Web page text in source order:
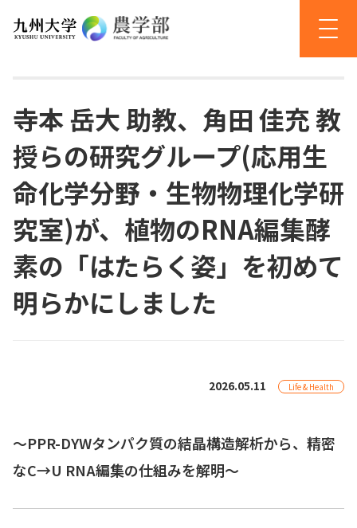
寺本 岳大 助教、角田 佳充 教
授らの研究グループ(応用生
命化学分野・生物物理化学研
究室)が、植物のRNA編集酵
素の「はたらく姿」を初めて
明らかにしました
2026.05.11 Life & Health
〜PPR-DYWタンパク質の結晶構造解析から、精密
なC→U RNA編集の仕組みを解明〜